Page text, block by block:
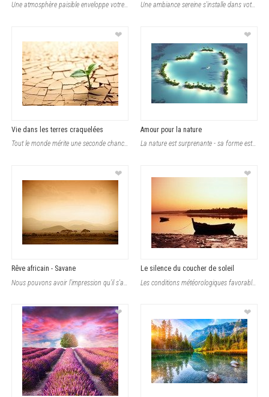
Une atmosphère paisible enveloppe votre intérieur grâce à ce papier peint d�
Une ambiance sereine s'installe dans votre intérieur grâce à cette scène cap
❤
Vie dans les terres craquelées
Tout le monde mérite une seconde chance. Donc, si vous voulez changer l'aspect
❤
Amour pour la nature
La nature est surprenante - sa forme est si diverse que vous ne pouvez pas suivr
❤
Rêve africain - Savane
❤
Le silence du coucher de soleil
Les conditions météorologiques favorables sont excellentes pour faire la rando
❤ ❤